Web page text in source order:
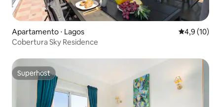
Apartamento ⋅ Lagos 4,9 de uma
4,9 (10)
Cobertura Sky Residence
Superhost
Superhost